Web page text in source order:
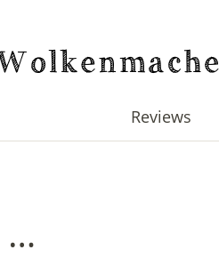
Reviews
…